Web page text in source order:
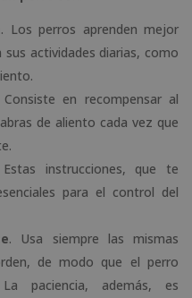
. Los perros aprenden mejor
actividades diarias, como
Consiste en recompensar al
de aliento cada vez que
instrucciones, que te
para el control del
. Usa siempre las mismas
de modo que el perro
paciencia, además, es